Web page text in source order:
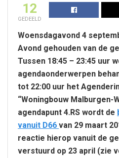
12
GEDEELD
Woensdagavond 4
Avond gehouden van de
Tussen 18:45 – 23:45 uur
agendaonderwerpen
tot 22:00 uur het
“Woningbouw Malburgen-
agendapunt 4.RS wordt de
vanuit D66 van 29 maart
reactie hierop vanuit de
verstuurd op 23 april (zie